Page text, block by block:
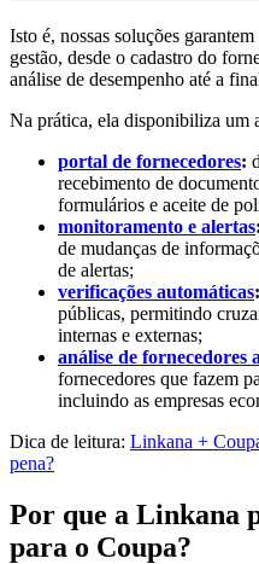
Isto é, nossas soluções
gestão, desde o cadastro do
análise de desempenho até a
Na prática, ela disponibiliza um
portal de fornecedores:
recebimento de
formulários e aceite de
monitoramento e alertas:
de mudanças de
de alertas;
verificações automáticas:
públicas, permitindo
internas e externas;
análise de fornecedores
fornecedores que fazem
incluindo as empresas
Dica de leitura: Linkana +
pena?
Por que a Linkana
para o Coupa?